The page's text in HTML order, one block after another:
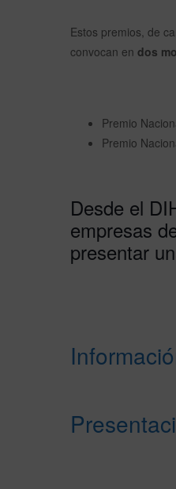
Estos premios, de
convocan en dos
Premio
Premio
Desde el
empresas
presentar